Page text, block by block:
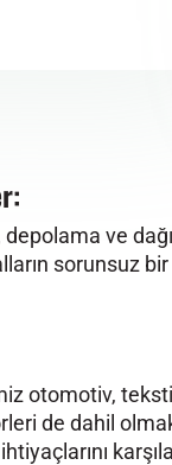
ve
sorunsuz
otomotiv,
de dahil